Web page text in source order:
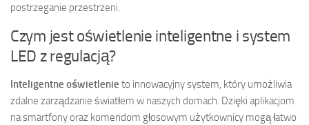
postrzeganie przestrzeni.
Czym jest oświetlenie inteligentne i system
LED z regulacją?
Inteligentne oświetlenie to innowacyjny system, który umożliwia
zdalne zarządzanie światłem w naszych domach. Dzięki aplikacjom
na smartfony oraz komendom głosowym użytkownicy mogą łatwo